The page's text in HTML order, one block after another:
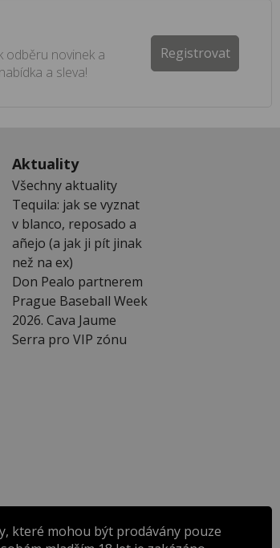
odběru novinek a
a sleva!
Registrovat
Aktuality
Všechny aktuality
Tequila: jak se vyznat
v blanco, reposado a
añejo (a jak ji pít jinak
než na ex)
Don Pealo partnerem
Prague Baseball Week
2026. Cava Jaume
Serra pro VIP zónu
které mohou být prodávány pouze